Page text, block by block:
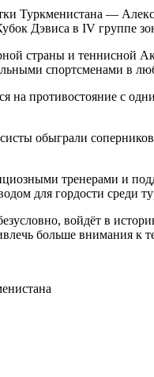
Туркменистана —
Дэвиса в IV группе
страны и теннисной
спортсменами в
на противостояние с
обыграли
тренерами и
для гордости среди
войдёт в
больше внимания к